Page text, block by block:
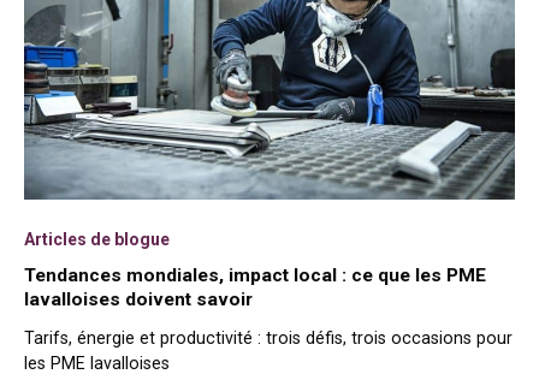
Articles de blogue
Tendances mondiales, impact local : ce que les PME
lavalloises doivent savoir
Tarifs, énergie et productivité : trois défis, trois occasions pour
les PME lavalloises